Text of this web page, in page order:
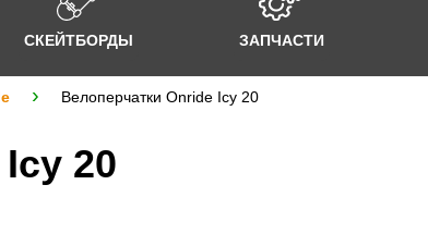
СКЕЙТБОРДЫ ЗАПЧАСТИ
Велоперчатки Onride Icy 20
20